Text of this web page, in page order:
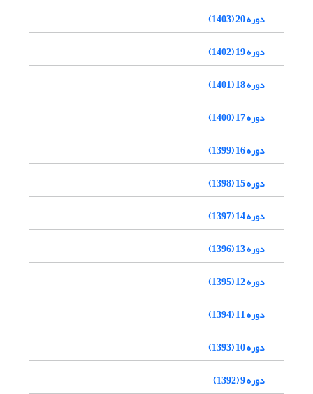
دوره 20 (1403)
دوره 19 (1402)
دوره 18 (1401)
دوره 17 (1400)
دوره 16 (1399)
دوره 15 (1398)
دوره 14 (1397)
دوره 13 (1396)
دوره 12 (1395)
دوره 11 (1394)
دوره 10 (1393)
دوره 9 (1392)